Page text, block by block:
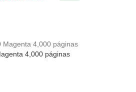
4,000 páginas